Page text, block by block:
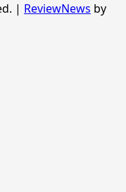
| ReviewNews by